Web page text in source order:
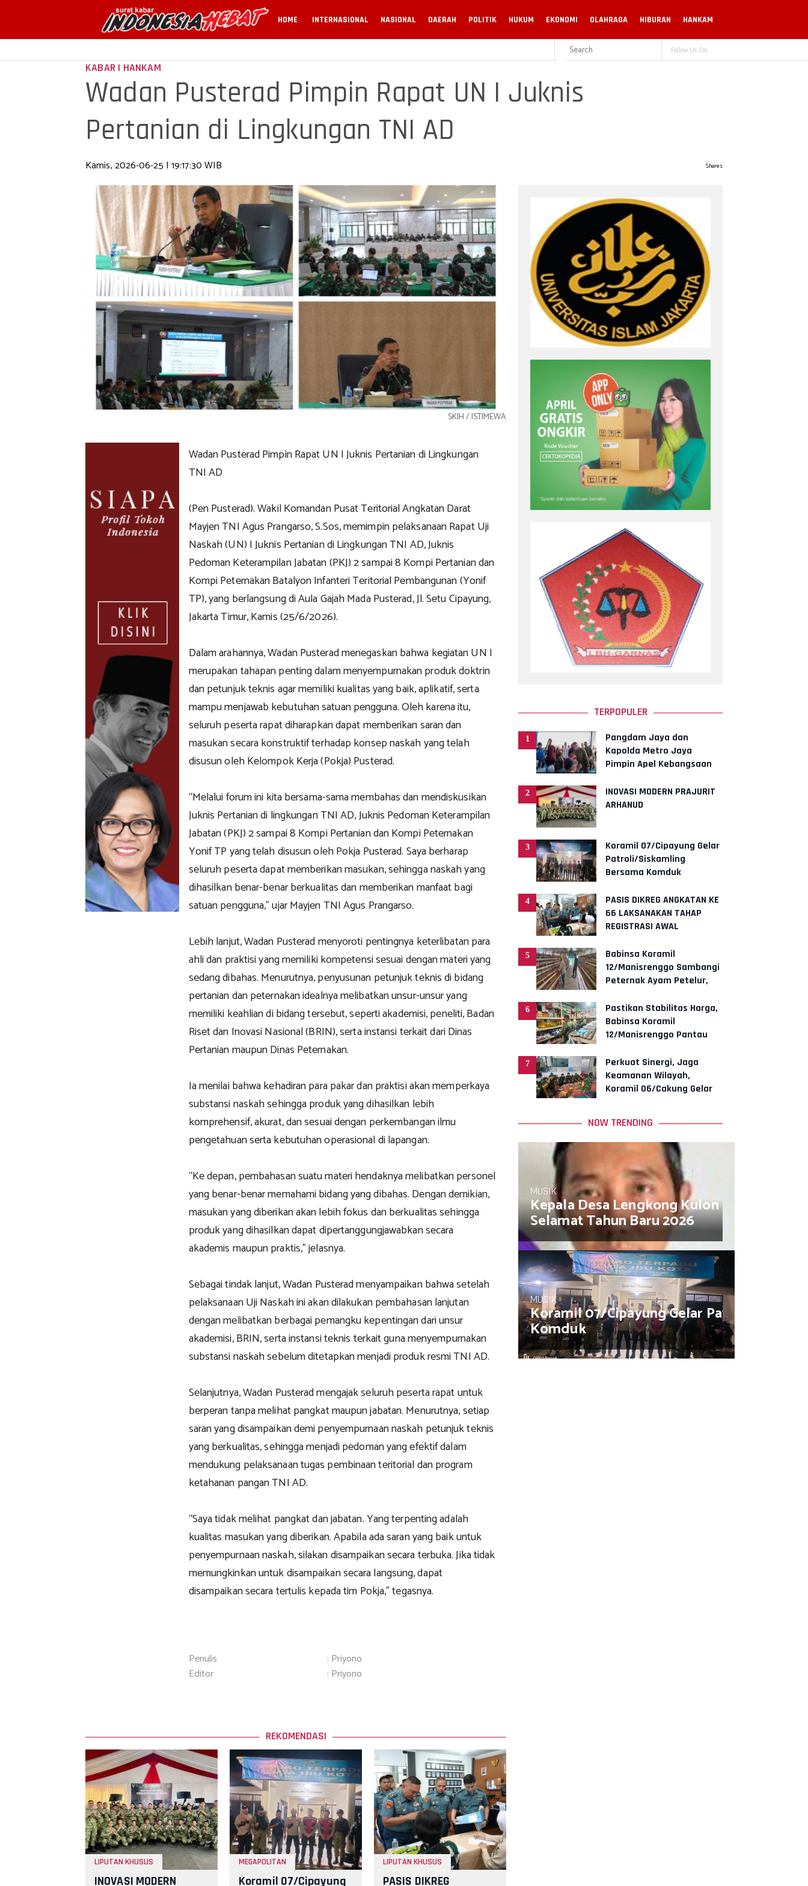
HOME INTERNASIONAL NASIONAL DAERAH POLITIK HUKUM EKONOMI OLAHRAGA HIBURAN HANKAM
Follow Us On
KABAR | HANKAM
Wadan Pusterad Pimpin Rapat UN I Juknis
Pertanian di Lingkungan TNI AD
Kamis, 2026-06-25 | 19:17:30 WIB Shares
SKIH / ISTIMEWA
Wadan Pusterad Pimpin Rapat UN I Juknis Pertanian di Lingkungan
TNI AD
(Pen Pusterad). Wakil Komandan Pusat Teritorial Angkatan Darat
Mayjen TNI Agus Prangarso, S.Sos, memimpin pelaksanaan Rapat Uji
Naskah (UN) I Juknis Pertanian di Lingkungan TNI AD, Juknis
Pedoman Keterampilan Jabatan (PKJ) 2 sampai 8 Kompi Pertanian dan
Kompi Peternakan Batalyon Infanteri Teritorial Pembangunan (Yonif
TP), yang berlangsung di Aula Gajah Mada Pusterad, Jl. Setu Cipayung,
Jakarta Timur, Kamis (25/6/2026).
Dalam arahannya, Wadan Pusterad menegaskan bahwa kegiatan UN I
merupakan tahapan penting dalam menyempurnakan produk doktrin
dan petunjuk teknis agar memiliki kualitas yang baik, aplikatif, serta
mampu menjawab kebutuhan satuan pengguna. Oleh karena itu,
seluruh peserta rapat diharapkan dapat memberikan saran dan
masukan secara konstruktif terhadap konsep naskah yang telah
disusun oleh Kelompok Kerja (Pokja) Pusterad.
“Melalui forum ini kita bersama-sama membahas dan mendiskusikan
Juknis Pertanian di lingkungan TNI AD, Juknis Pedoman Keterampilan
Jabatan (PKJ) 2 sampai 8 Kompi Pertanian dan Kompi Peternakan
Yonif TP yang telah disusun oleh Pokja Pusterad. Saya berharap
seluruh peserta dapat memberikan masukan, sehingga naskah yang
dihasilkan benar-benar berkualitas dan memberikan manfaat bagi
satuan pengguna,” ujar Mayjen TNI Agus Prangarso.
Lebih lanjut, Wadan Pusterad menyoroti pentingnya keterlibatan para
ahli dan praktisi yang memiliki kompetensi sesuai dengan materi yang
sedang dibahas. Menurutnya, penyusunan petunjuk teknis di bidang
pertanian dan peternakan idealnya melibatkan unsur-unsur yang
memiliki keahlian di bidang tersebut, seperti akademisi, peneliti, Badan
Riset dan Inovasi Nasional (BRIN), serta instansi terkait dari Dinas
Pertanian maupun Dinas Peternakan.
Ia menilai bahwa kehadiran para pakar dan praktisi akan memperkaya
substansi naskah sehingga produk yang dihasilkan lebih
komprehensif, akurat, dan sesuai dengan perkembangan ilmu
pengetahuan serta kebutuhan operasional di lapangan.
“Ke depan, pembahasan suatu materi hendaknya melibatkan personel
yang benar-benar memahami bidang yang dibahas. Dengan demikian,
masukan yang diberikan akan lebih fokus dan berkualitas sehingga
produk yang dihasilkan dapat dipertanggungjawabkan secara
akademis maupun praktis,” jelasnya.
Sebagai tindak lanjut, Wadan Pusterad menyampaikan bahwa setelah
pelaksanaan Uji Naskah ini akan dilakukan pembahasan lanjutan
dengan melibatkan berbagai pemangku kepentingan dari unsur
akademisi, BRIN, serta instansi teknis terkait guna menyempurnakan
substansi naskah sebelum ditetapkan menjadi produk resmi TNI AD.
Selanjutnya, Wadan Pusterad mengajak seluruh peserta rapat untuk
berperan tanpa melihat pangkat maupun jabatan. Menurutnya, setiap
saran yang disampaikan demi penyempurnaan naskah petunjuk teknis
yang berkualitas, sehingga menjadi pedoman yang efektif dalam
mendukung pelaksanaan tugas pembinaan teritorial dan program
ketahanan pangan TNI AD.
“Saya tidak melihat pangkat dan jabatan. Yang terpenting adalah
kualitas masukan yang diberikan. Apabila ada saran yang baik untuk
penyempurnaan naskah, silakan disampaikan secara terbuka. Jika tidak
memungkinkan untuk disampaikan secara langsung, dapat
disampaikan secara tertulis kepada tim Pokja,” tegasnya.
Penulis
: Priyono
Editor
: Priyono
REKOMENDASI
LIPUTAN KHUSUS
INOVASI MODERN
MEGAPOLITAN
Koramil 07/Cipayung
LIPUTAN KHUSUS
PASIS DIKREG
TERPOPULER
1
Pangdam Jaya dan
Kapolda Metro Jaya
Pimpin Apel Kebangsaan
Indonesia"
2
INOVASI MODERN PRAJURIT
ARHANUD
3
Koramil 07/Cipayung Gelar
Patroli/Siskamling
Bersama Komduk
4
PASIS DIKREG ANGKATAN KE
66 LAKSANAKAN TAHAP
REGISTRASI AWAL
5
Babinsa Koramil
12/Manisrenggo Sambangi
Peternak Ayam Petelur,
Dan Perekonom
6
Pastikan Stabilitas Harga,
Babinsa Koramil
12/Manisrenggo Pantau
Klewer
7
Perkuat Sinergi, Jaga
Keamanan Wilayah,
Koramil 06/Cakung Gelar
NOW TRENDING
MUSIK
Kepala Desa Lengkong Kulon Muhamad
Selamat Tahun Baru 2026
MUSIK
Koramil 07/Cipayung Gelar Patroli/
Komduk